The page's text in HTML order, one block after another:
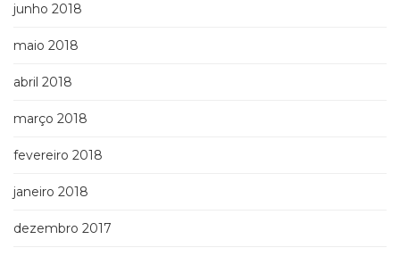
junho 2018
maio 2018
abril 2018
março 2018
fevereiro 2018
janeiro 2018
dezembro 2017